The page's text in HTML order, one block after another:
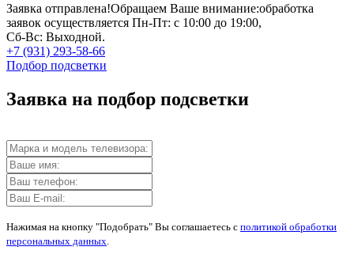
Заявка отправлена!Обращаем Ваше внимание:обработка
заявок осуществляется Пн-Пт: с 10:00 до 19:00,
Сб-Вс: Выходной.
+7 (931) 293-58-66
Подбор подсветки
Заявка на подбор подсветки
Нажимая на кнопку "Подобрать" Вы соглашаетесь с политикой обработки
персональных данных